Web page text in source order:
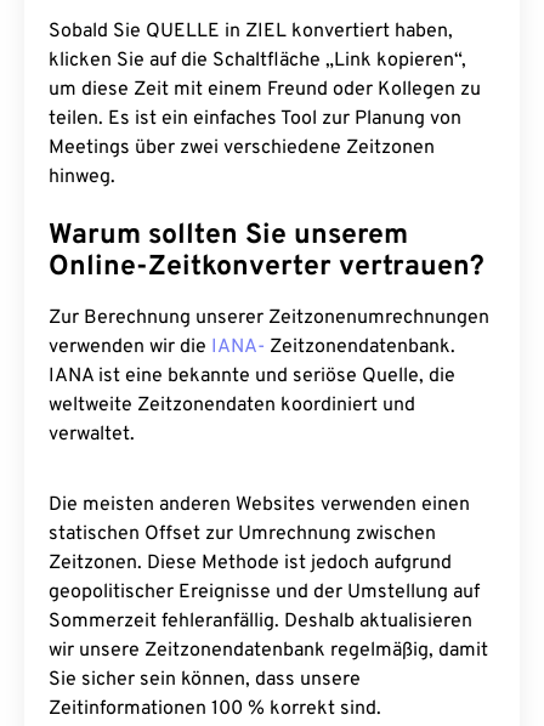
Sobald Sie QUELLE in ZIEL konvertiert haben,
klicken Sie auf die Schaltfläche „Link kopieren“,
um diese Zeit mit einem Freund oder Kollegen zu
teilen. Es ist ein einfaches Tool zur Planung von
Meetings über zwei verschiedene Zeitzonen
hinweg.
Warum sollten Sie unserem
Online-Zeitkonverter vertrauen?
Zur Berechnung unserer Zeitzonenumrechnungen
verwenden wir die IANA- Zeitzonendatenbank.
IANA ist eine bekannte und seriöse Quelle, die
weltweite Zeitzonendaten koordiniert und
verwaltet.
Die meisten anderen Websites verwenden einen
statischen Offset zur Umrechnung zwischen
Zeitzonen. Diese Methode ist jedoch aufgrund
geopolitischer Ereignisse und der Umstellung auf
Sommerzeit fehleranfällig. Deshalb aktualisieren
wir unsere Zeitzonendatenbank regelmäßig, damit
Sie sicher sein können, dass unsere
Zeitinformationen 100 % korrekt sind.